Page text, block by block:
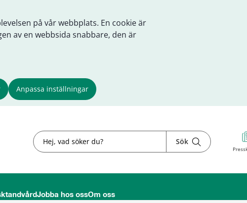
på vår webbplats. En cookie är
av en webbsida snabbare, den är
Anpassa inställningar
Sök Sök
Jobba hos ossOm oss